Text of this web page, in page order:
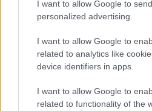
I want to allow Google to
personalized advertising.
I want to allow Google to
related to analytics like
device identifiers in apps.
I want to allow Google to
related to functionality of the